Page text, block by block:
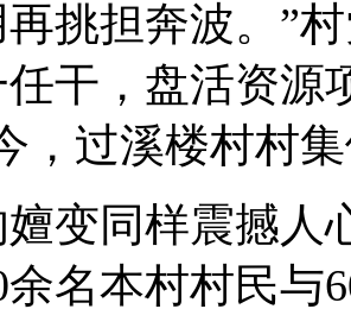
挑担奔波。”
干，盘活资源
，过溪楼村村
变同样震撼人
余名本村村民与